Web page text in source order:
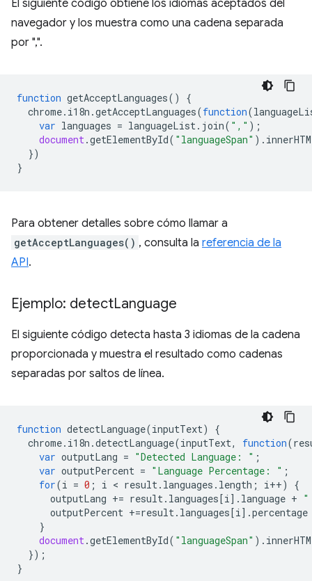
El siguiente código obtiene los idiomas aceptados del
navegador y los muestra como una cadena separada
por ",".
function getAcceptLanguages()
{
chrome. i18n .getAcceptLanguages(function(
var languages = languageList. join( "," );
document.getElementById( "languageSpan" ).
})
}
Para obtener detalles sobre cómo llamar a
getAcceptLanguages() , consulta la referencia de la
API.
Ejemplo: detectLanguage
El siguiente código detecta hasta 3 idiomas de la cadena
proporcionada y muestra el resultado como cadenas
separadas por saltos de línea.
function detectLanguage(inputText)
{
chrome. i18n .detectLanguage(inputText, function(
var outputLang = "Detected Language: " ;
var outputPercent = "Language Percentage: " ;
for(i = 0 ; i < result. languages . length ; i++)
{
outputLang += result. languages[i]. language +
outputPercent +=result. languages[i].percentage
}
document.getElementById( "languageSpan" ).
});
}